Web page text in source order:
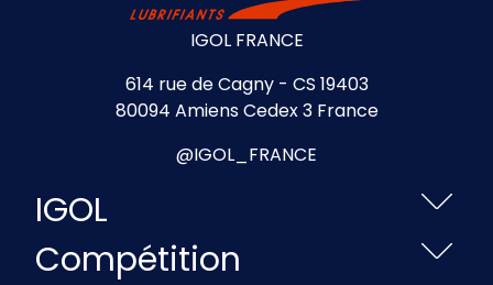
IGOL FRANCE
614 rue de Cagny - CS 19403
80094 Amiens Cedex 3 France
@IGOL_FRANCE
IGOL
Compétition